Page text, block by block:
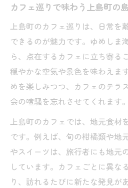
本屋好きが感動する上
地元の魅力を楽しめる上
上島町カフェで味わ
化
島カフェ散歩で見つ
上島町体験とカフェ
本屋のような空間広が
ド
本屋好きに贈る上島町カフ
カフェ巡りで味わう上島町の
上島町のカフェ巡りは、日常を
できるのが魅力です。ゆめしま
ら、点在するカフェに立ち寄る
穏やかな空気や景色を味わえま
めを楽しみつつ、カフェのテラ
会の喧騒を忘れさせてくれます。
上島町のカフェでは、地元食材
です。例えば、旬の柑橘類や地
やスイーツは、旅行者にも地元
しています。カフェごとに異な
り、訪れるたびに新たな発見が